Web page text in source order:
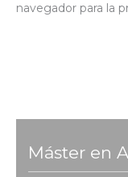
navegador para la
Máster en